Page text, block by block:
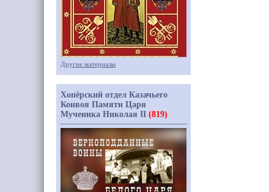
Другие материалы
Хопёрский отдел Казачьего
Конвоя Памяти Царя
Мученика Николая II (819)